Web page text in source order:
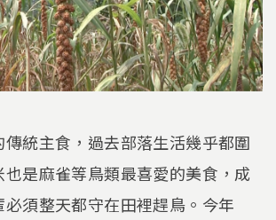
統主食，過去部落生活幾乎都圍
是麻雀等鳥類最喜愛的美食，成
須整天都守在田裡趕鳥。今年